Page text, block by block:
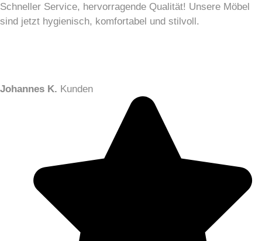
Schneller Service, hervorragende Qualität! Unsere Möbel
sind jetzt hygienisch, komfortabel und stilvoll.
Johannes K. Kunden